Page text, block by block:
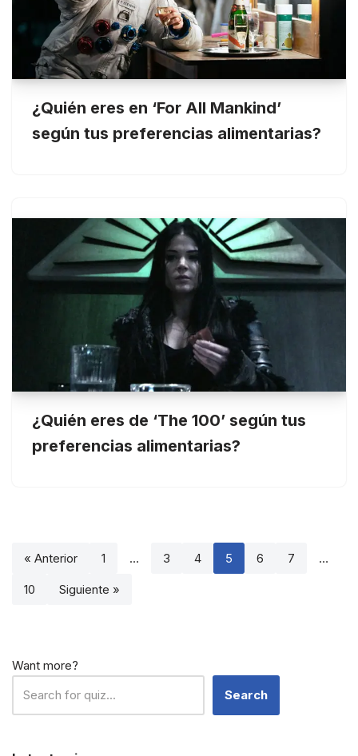
¿Quién eres en ‘For All Mankind’
según tus preferencias alimentarias?
¿Quién eres de ‘The 100’ según tus
preferencias alimentarias?
« Anterior 1 … 3 4 5 6 7 …
10 Siguiente »
Want more?
Search